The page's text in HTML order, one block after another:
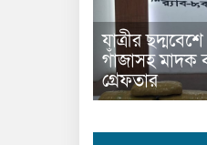
যাত্রীর
গাঁজাসহ মাদক
গ্রেফতার